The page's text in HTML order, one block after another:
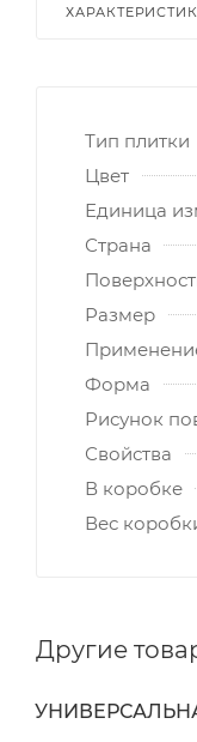
Тип плитки
Цвет
Единица
Страна
Размер
Форма
Рисунок
Свойства
В коробке
Вес
Другие